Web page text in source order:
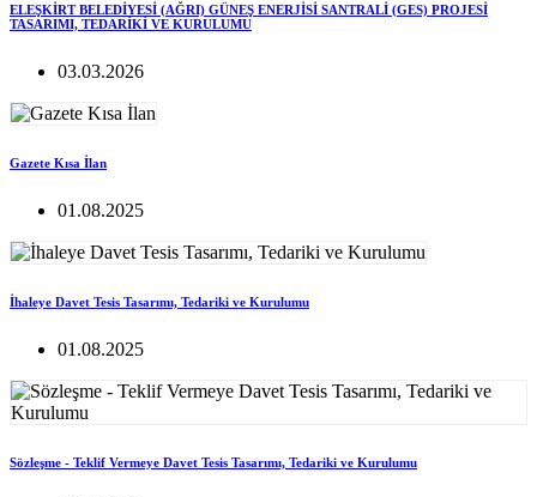
ELEŞKİRT BELEDİYESİ (AĞRI) GÜNEŞ ENERJİSİ SANTRALİ (GES) PROJESİ
TASARIMI, TEDARİKİ VE KURULUMU
03.03.2026
Gazete Kısa İlan
01.08.2025
İhaleye Davet Tesis Tasarımı, Tedariki ve Kurulumu
01.08.2025
Sözleşme - Teklif Vermeye Davet Tesis Tasarımı, Tedariki ve Kurulumu